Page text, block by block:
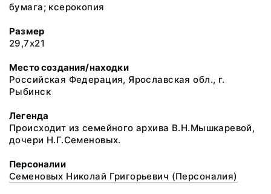
бумага; ксерокопия
Размер
29,7х21
Место создания/находки
Российская Федерация, Ярославская обл., г.
Рыбинск
Легенда
Происходит из семейного архива В.Н.Мышкаревой,
дочери Н.Г.Семеновых.
Персоналии
Семеновых Николай Григорьевич (Персоналия)